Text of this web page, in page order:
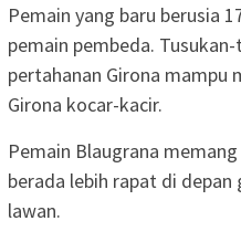
Pemain yang baru berusia
pemain pembeda.
pertahanan Girona mampu
Girona kocar-kacir.
Pemain Blaugrana
berada lebih rapat di
lawan.